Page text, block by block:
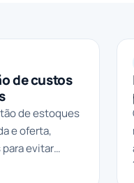
de custos
de estoques
e oferta,
para evitar